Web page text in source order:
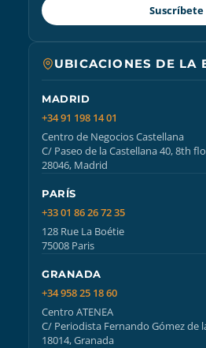
Suscríbete
UBICACIONES DE LA
MADRID
+34 91 198 14 01
Centro de Negocios Castellana
C/ Paseo de la Castellana 40, 8th
28046, Madrid
PARÍS
+33 01 86 26 72 35
128 Rue La Boétie
75008 Paris
GRANADA
+34 958 25 18 60
Centro ATENEA
C/ Periodista Fernando Gómez de
18014, Granada